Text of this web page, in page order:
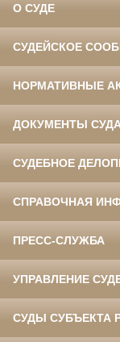
О СУДЕ
СУДЕЙСКОЕ
НОРМАТИВНЫЕ
ДОКУМЕНТЫ
СУДЕБНОЕ
СПРАВОЧНАЯ
ПРЕСС-СЛУЖБА
УПРАВЛЕНИЕ
СУДЫ СУБЪЕКТА